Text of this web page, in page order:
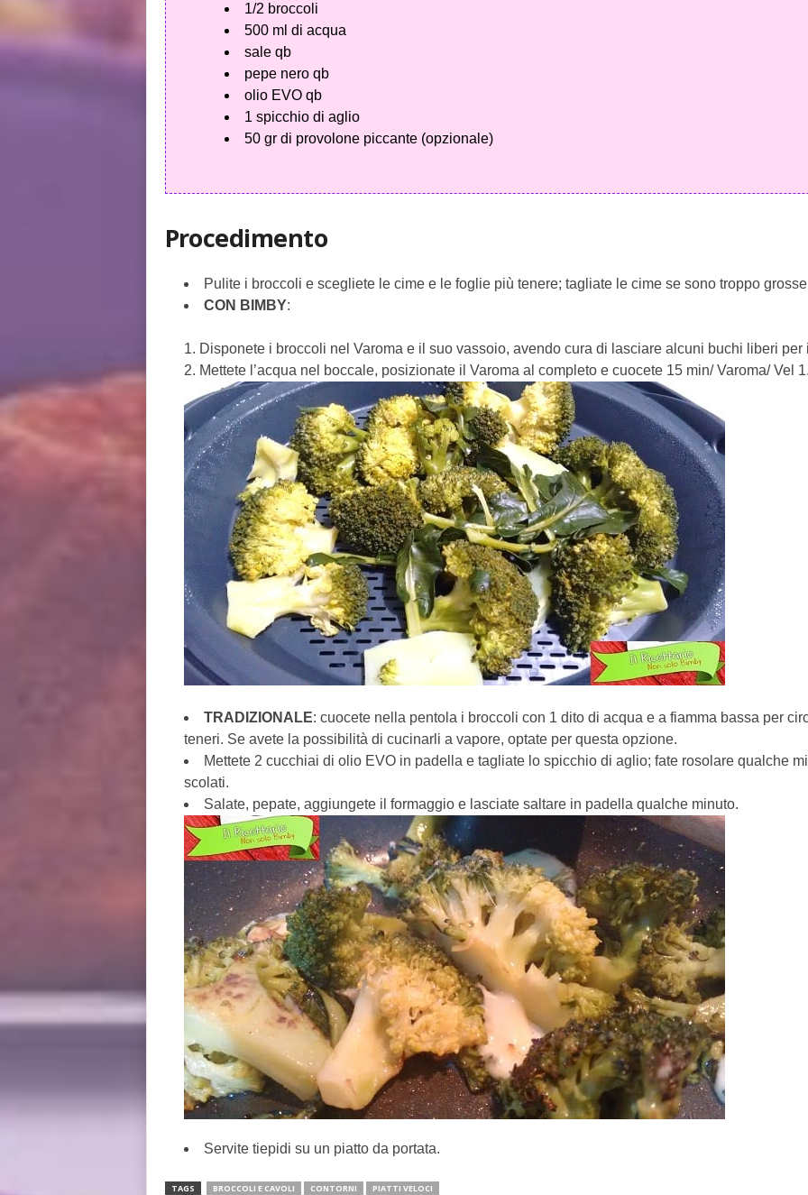
1/2 broccoli
500 ml di acqua
sale qb
pepe nero qb
olio EVO qb
1 spicchio di aglio
50 gr di provolone piccante (opzionale)
Procedimento
Pulite i broccoli e scegliete le cime e le foglie più tenere; tagliate le cime se sono troppo
CON BIMBY:
Disponete i broccoli nel Varoma e il suo vassoio, avendo cura di lasciare alcuni buchi liberi
Mettete l’acqua nel boccale, posizionate il Varoma al completo e cuocete 15 min/ Varoma/ Vel
TRADIZIONALE: cuocete nella pentola i broccoli con 1 dito di acqua e a fiamma bassa per
teneri. Se avete la possibilità di cucinarli a vapore, optate per questa opzione.
Mettete 2 cucchiai di olio EVO in padella e tagliate lo spicchio di aglio; fate rosolare qualche
scolati.
Salate, pepate, aggiungete il formaggio e lasciate saltare in padella qualche minuto.
Servite tiepidi su un piatto da portata.
TAGS BROCCOLI E CAVOLI CONTORNI PIATTI VELOCI